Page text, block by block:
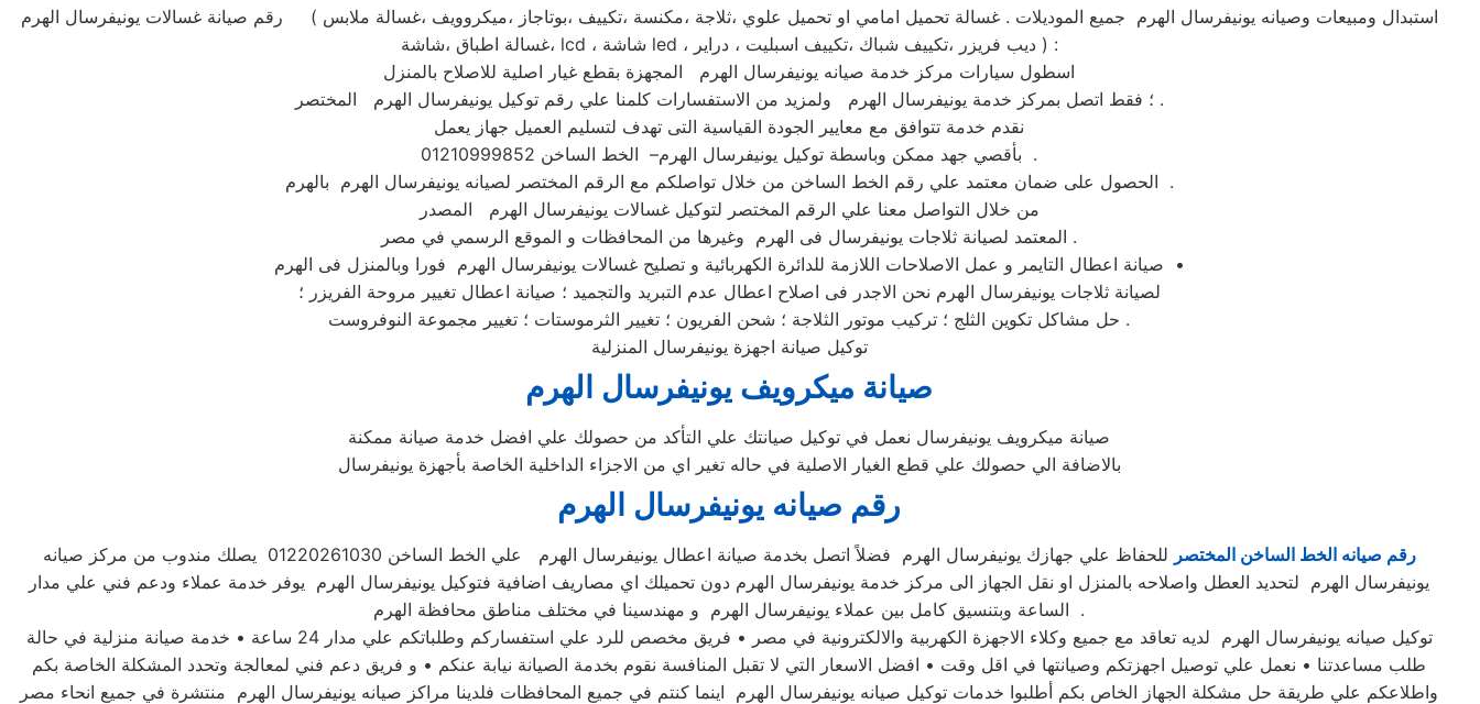
رقم صيانة غسالات يونيفرسال الهرم ( استبدال ومبيعات وصيانه يونيفرسال الهرم جميع الموديلات . غسالة تحميل امامي او تحميل علوي ،ثلاجة ،مكنسة ،تكييف ،بوتاجاز ،ميكروويف ،غسالة ملابس
،غسالة اطباق ،شاشة lcd ، شاشة led ، ديب فريزر ،تكييف شباك ،تكييف اسبليت ، دراير ) :
اسطول سيارات مركز خدمة صيانه يونيفرسال الهرم المجهزة بقطع غيار اصلية للاصلاح بالمنزل
؛ فقط اتصل بمركز خدمة يونيفرسال الهرم ولمزيد من الاستفسارات كلمنا علي رقم توكيل يونيفرسال الهرم المختصر .
نقدم خدمة تتوافق مع معايير الجودة القياسية التى تهدف لتسليم العميل جهاز يعمل
بأقصي جهد ممكن وباسطة توكيل يونيفرسال الهرم– الخط الساخن 01210999852 .
الحصول على ضمان معتمد علي رقم الخط الساخن من خلال تواصلكم مع الرقم المختصر لصيانه يونيفرسال الهرم بالهرم .
من خلال التواصل معنا علي الرقم المختصر لتوكيل غسالات يونيفرسال الهرم المصدر
المعتمد لصيانة ثلاجات يونيفرسال فى الهرم وغيرها من المحافظات و الموقع الرسمي في مصر .
صيانة اعطال التايمر و عمل الاصلاحات اللازمة للدائرة الكهربائية و تصليح غسالات يونيفرسال الهرم فورا وبالمنزل فى الهرم •
لصيانة ثلاجات يونيفرسال الهرم نحن الاجدر فى اصلاح اعطال عدم التبريد والتجميد ؛ صيانة اعطال تغيير مروحة الفريزر ؛
حل مشاكل تكوين الثلج ؛ تركيب موتور الثلاجة ؛ شحن الفريون ؛ تغيير الثرموستات ؛ تغيير مجموعة النوفروست .
توكيل صيانة اجهزة يونيفرسال المنزلية
صيانة ميكرويف يونيفرسال الهرم
صيانة ميكرويف يونيفرسال نعمل في توكيل صيانتك علي التأكد من حصولك علي افضل خدمة صيانة ممكنة
بالاضافة الي حصولك علي قطع الغيار الاصلية في حاله تغير اي من الاجزاء الداخلية الخاصة بأجهزة يونيفرسال
رقم صيانه يونيفرسال الهرم
رقم صيانه الخط الساخن المختصر
للحفاظ علي جهازك يونيفرسال الهرم فضلاً اتصل بخدمة صيانة اعطال يونيفرسال الهرم علي الخط الساخن 01220261030 يصلك مندوب من مركز صيانه
يونيفرسال الهرم لتحديد العطل واصلاحه بالمنزل او نقل الجهاز الى مركز خدمة يونيفرسال الهرم دون تحميلك اي مصاريف اضافية فتوكيل يونيفرسال الهرم يوفر خدمة عملاء ودعم فني علي مدار
الساعة وبتنسيق كامل بين عملاء يونيفرسال الهرم و مهندسينا في مختلف مناطق محافظة الهرم .
توكيل صيانه يونيفرسال الهرم لديه تعاقد مع جميع وكلاء الاجهزة الكهربية والالكترونية في مصر • فريق مخصص للرد علي استفساركم وطلباتكم علي مدار 24 ساعة • خدمة صيانة منزلية في حالة
طلب مساعدتنا • نعمل علي توصيل اجهزتكم وصيانتها في اقل وقت • افضل الاسعار التي لا تقبل المنافسة نقوم بخدمة الصيانة نيابة عنكم • و فريق دعم فني لمعالجة وتحدد المشكلة الخاصة بكم
واطلاعكم علي طريقة حل مشكلة الجهاز الخاص بكم أطلبوا خدمات توكيل صيانه يونيفرسال الهرم اينما كنتم في جميع المحافظات فلدينا مراكز صيانه يونيفرسال الهرم منتشرة في جميع انحاء مصر